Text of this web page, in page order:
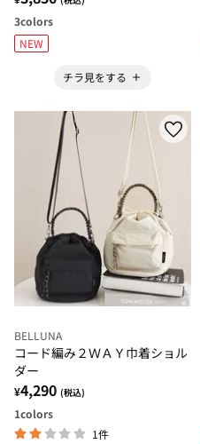
3colors
NEW
チラ見をする
BELLUNA
コード編み２ＷＡＹ巾着ショル
ダー
¥4,290 (税込)
1colors
1件